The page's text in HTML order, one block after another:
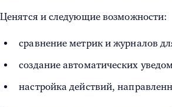
Ценятся и следующие возможности:
сравнение метрик и журналов
создание автоматических
настройка действий,